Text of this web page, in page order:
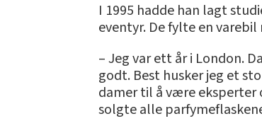
I 1995 hadde han lagt
eventyr. De fylte en
– Jeg var ett år i London.
godt. Best husker jeg et
damer til å være eksperter
solgte alle